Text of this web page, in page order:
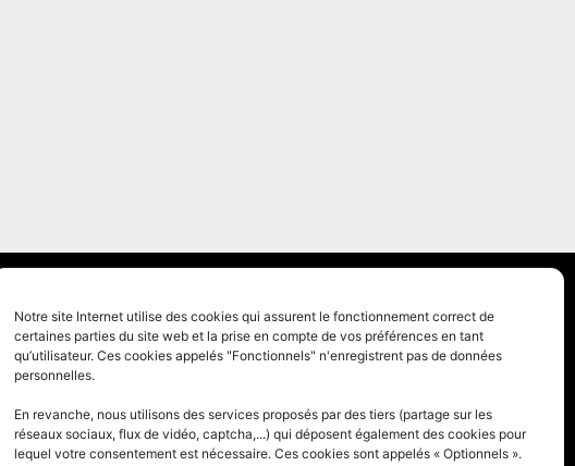
Notre site Internet utilise des cookies qui assurent le fonctionnement correct de
certaines parties du site web et la prise en compte de vos préférences en tant
qu’utilisateur. Ces cookies appelés "Fonctionnels" n'enregistrent pas de données
personnelles.
En revanche, nous utilisons des services proposés par des tiers (partage sur les
réseaux sociaux, flux de vidéo, captcha,...) qui déposent également des cookies pour
lequel votre consentement est nécessaire. Ces cookies sont appelés « Optionnels ».
Politique des cookies